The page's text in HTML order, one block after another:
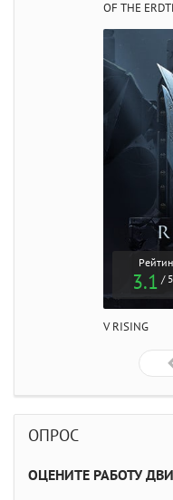
OF THE
3.1 /
V RISING
ОПРОС
ОЦЕНИТЕ РАБОТУ